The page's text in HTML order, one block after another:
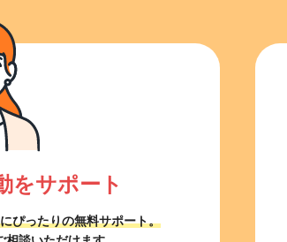
をサポート
ぴったりの無料サポート。